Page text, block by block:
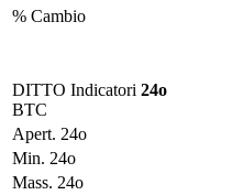
% Cambio
DITTO Indicatori 24o
BTC
Apert. 24o
Min. 24o
Mass. 24o